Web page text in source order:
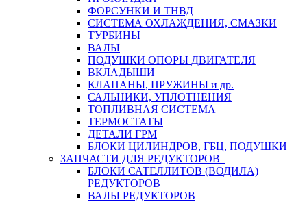
ФОРСУНКИ И ТНВД
СИСТЕМА ОХЛАЖДЕНИЯ, СМАЗКИ
ТУРБИНЫ
ВАЛЫ
ПОДУШКИ ОПОРЫ ДВИГАТЕЛЯ
ВКЛАДЫШИ
КЛАПАНЫ, ПРУЖИНЫ и др.
САЛЬНИКИ, УПЛОТНЕНИЯ
ТОПЛИВНАЯ СИСТЕМА
ТЕРМОСТАТЫ
ДЕТАЛИ ГРМ
БЛОКИ ЦИЛИНДРОВ, ГБЦ, ПОДУШКИ
ЗАПЧАСТИ ДЛЯ РЕДУКТОРОВ
БЛОКИ САТЕЛЛИТОВ (ВОДИЛА)
РЕДУКТОРОВ
ВАЛЫ РЕДУКТОРОВ